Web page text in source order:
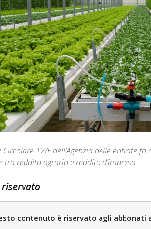
Circolare 12/E dell’Agenzia delle entrate
tra reddito agrario e reddito d’impresa
riservato
contenuto è riservato agli abbonati